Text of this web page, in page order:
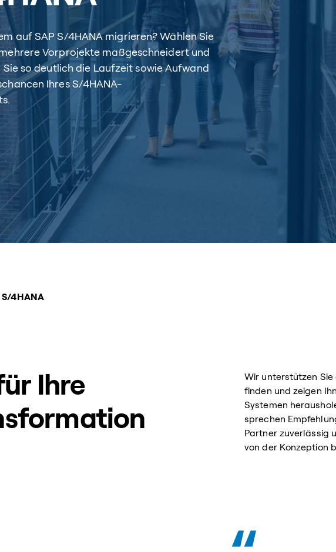
auf SAP S/4HANA migrieren? Wählen Sie
Vorprojekte maßgeschneidert und
so deutlich die Laufzeit sowie Aufwand
Ihres S/4HANA-
S/4HANA
Ihre
Wir unterstützen
finden und zeigen
Systemen
sprechen
Partner zuverlässig
von der Konzeption